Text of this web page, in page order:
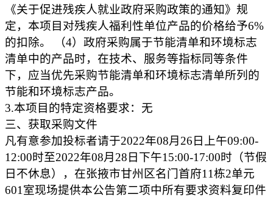
《关于促进残疾人就业政府采购政策的通知》规
定，本项目对残疾人福利性单位产品的价格给予6%
的扣除。 （4）政府采购属于节能清单和环境标志
清单中的产品时，在技术、服务等指标同等条件
下，应当优先采购节能清单和环境标志清单所列的
节能和环境标志产品。
3.本项目的特定资格要求：无
三、获取采购文件
凡有意参加投标者请于2022年08月26日上午09:00-
12:00时至2022年08月28日下午15:00-17:00时（节假
日不休息），在张掖市甘州区名门首府11栋2单元
601室现场提供本公告第二项中所有要求资料复印件